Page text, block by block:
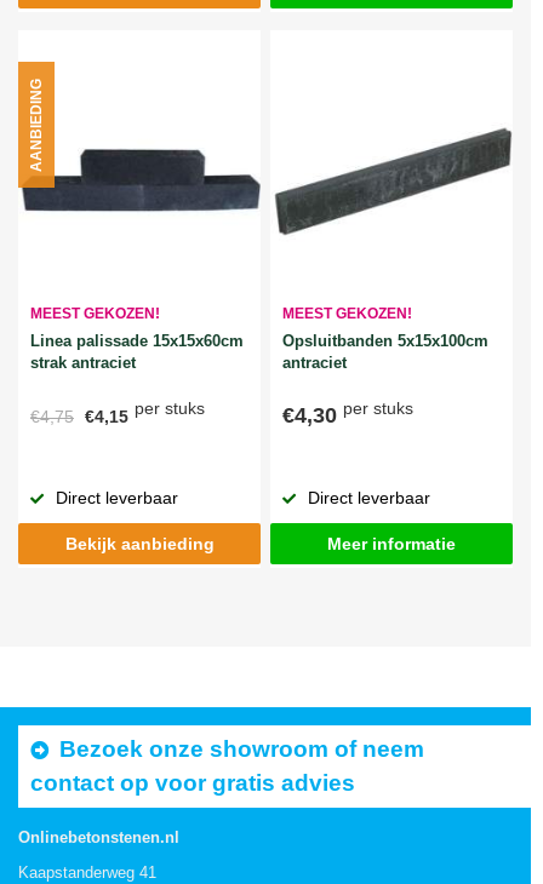
MEEST GEKOZEN!
Linea palissade 15x15x60cm
strak antraciet
€4,75 €4,15 per stuks
AANBIEDING
Direct leverbaar
Bekijk aanbieding
MEEST GEKOZEN!
Opsluitbanden 5x15x100cm
antraciet
€4,30 per stuks
Direct leverbaar
Meer informatie
Bezoek onze showroom of neem
contact op voor gratis advies
Onlinebetonstenen.nl
Kaapstanderweg 41